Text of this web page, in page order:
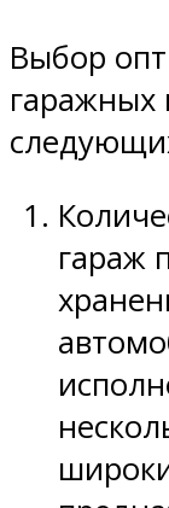
Выбор
гаражных
гараж